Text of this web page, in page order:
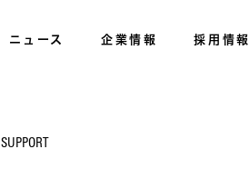
ニュース 企業情報 採用情報
SUPPORT